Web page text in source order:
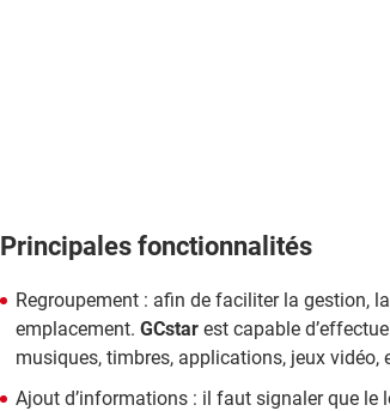
Principales fonctionnalités
Regroupement : afin de faciliter la gestion,
emplacement. GCstar est capable
musiques, timbres, applications, jeux vidéo,
Ajout d’informations : il faut signaler que